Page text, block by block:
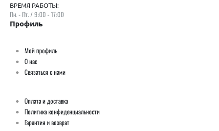
ВРЕМЯ РАБОТЫ:
Пн. - Пт. / 9:00 - 17:00
Профиль
Мой профиль
О нас
Связаться с нами
Оплата и доставка
Политика конфиденциальности
Гарантия и возврат